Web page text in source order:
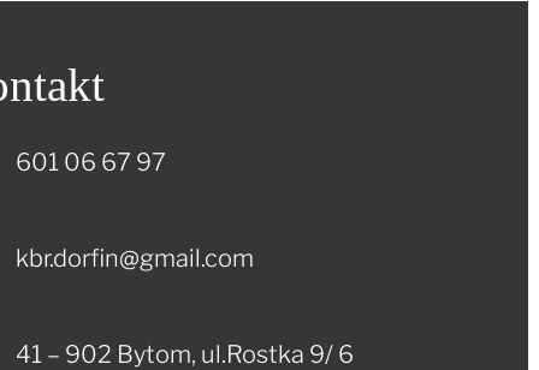
601 06 67 97
kbr.dorfin@gmail.com
41 – 902 Bytom, ul.Rostka 9/ 6